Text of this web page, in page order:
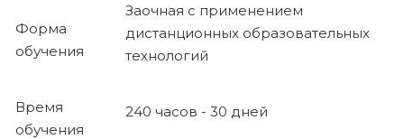
Форма
обучения
Заочная с применением
дистанционных образовательных
технологий
Время
обучения
240 часов - 30 дней